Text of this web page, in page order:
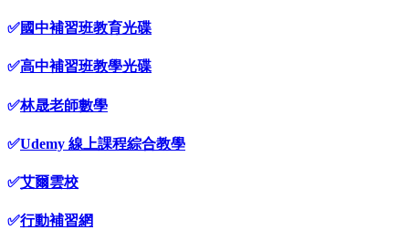
✅國中補習班教育光碟
✅高中補習班教學光碟
✅林晟老師數學
✅Udemy 線上課程綜合教學
✅艾爾雲校
✅行動補習網